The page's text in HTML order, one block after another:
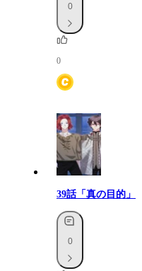
0
0
39話「真の目的」
0